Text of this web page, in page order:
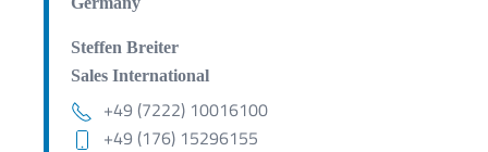
Steffen Breiter
Sales International
+49 (7222) 10016100
+49 (176) 15296155